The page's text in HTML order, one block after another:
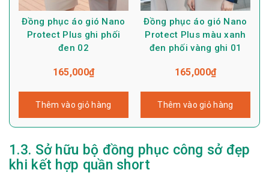
Đồng phục áo gió Nano
Protect Plus ghi phối
đen 02
165,000₫
Thêm vào giỏ hàng
Đồng phục áo gió Nano
Protect Plus màu xanh
đen phối vàng ghi 01
165,000₫
Thêm vào giỏ hàng
1.3. Sở hữu bộ đồng phục công sở đẹp
khi kết hợp quần short